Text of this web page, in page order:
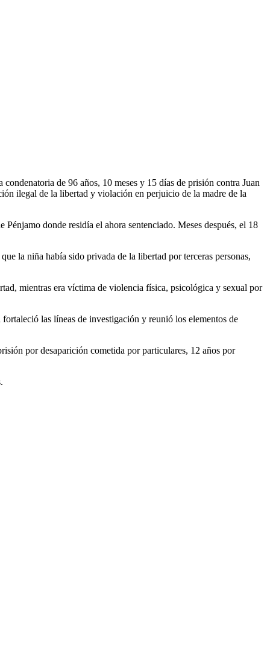
de 96 años, 10 meses y 15 días de prisión contra Juan
ilegal de la libertad y violación en perjuicio de la madre de la
donde residía el ahora sentenciado. Meses después, el 18
la niña había sido privada de la libertad por terceras personas,
mientras era víctima de violencia física, psicológica y sexual por
las líneas de investigación y reunió los elementos de
por desaparición cometida por particulares, 12 años por